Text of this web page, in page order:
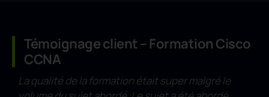
Témoignage client – Formation Cisco
CCNA
La qualité de la formation était super malgré le